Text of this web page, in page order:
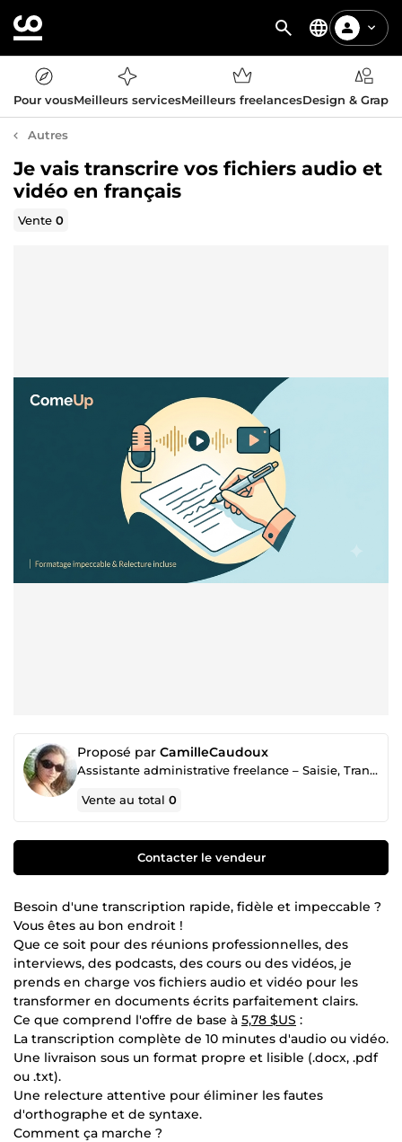
Pour vousMeilleurs servicesMeilleurs freelancesDesign &
Autres
Je vais transcrire vos fichiers audio et
vidéo en français
Vente0
Proposé par CamilleCaudoux
Assistante administrative freelance – Saisie, Transcription & Support
Vente au total0
Contacter le vendeur
Besoin d'une transcription rapide, fidèle et impeccable ?
Vous êtes au bon endroit !
Que ce soit pour des réunions professionnelles, des
interviews, des podcasts, des cours ou des vidéos, je
prends en charge vos fichiers audio et vidéo pour les
transformer en documents écrits parfaitement clairs.
Ce que comprend l'offre de base à 5,78 $US :
La transcription complète de 10 minutes d'audio ou vidéo.
Une livraison sous un format propre et lisible (.docx, .pdf
ou .txt).
Une relecture attentive pour éliminer les fautes
d'orthographe et de syntaxe.
Comment ça marche ?